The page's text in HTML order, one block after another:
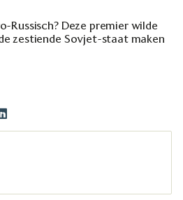
Russisch? Deze premier wilde
zestiende Sovjet-staat maken